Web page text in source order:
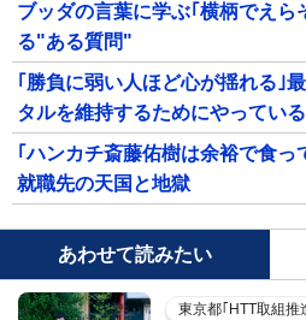
ブッダの言葉に学ぶ｢横柄でえら
る"ある質問"
｢勝負に弱い人ほど心が揺れる｣
タルを維持するためにやってい
｢ハンカチ斎藤佑樹は余裕で食っ
就職先の天国と地獄
あわせて読みたい
東京都｢HTT取組推